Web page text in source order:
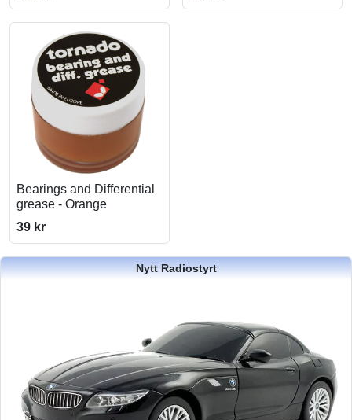
Bearings and Differential
grease - Orange
39 kr
Nytt Radiostyrt